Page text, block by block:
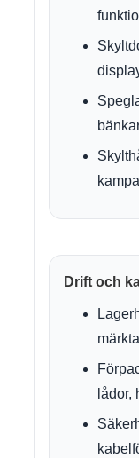
Drift och
lådor,